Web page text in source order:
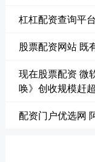
杠杠配资查询平
股票配资网站 既
现在股票配资 微
唤》创收规模赶
配资门户优选网